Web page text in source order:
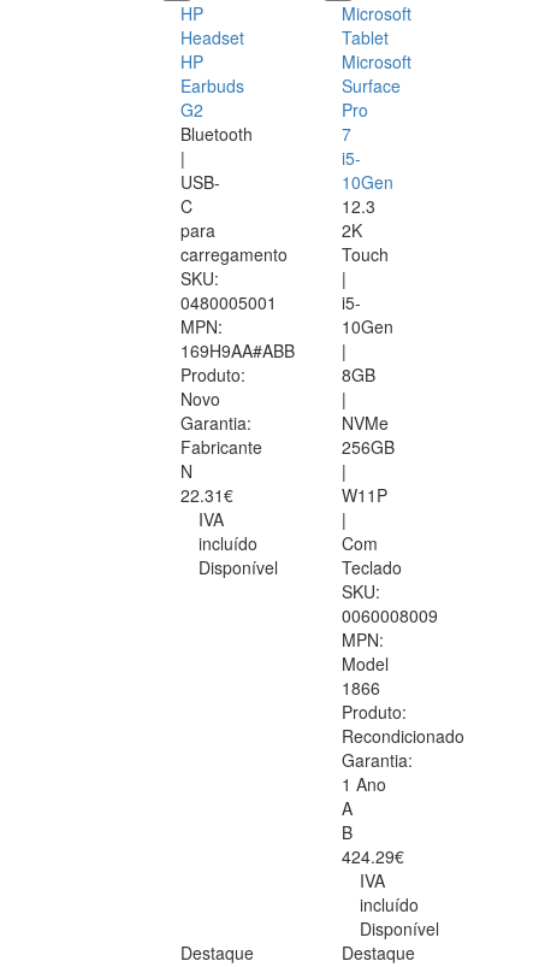
HP
Headset
HP
Earbuds
G2
Bluetooth
|
USB-
C
para
carregamento
SKU:
0480005001
MPN:
169H9AA#ABB
Produto:
Novo
Garantia:
Fabricante
N
22.31€
IVA
incluído
Disponível
Microsoft
Tablet
Microsoft
Surface
Pro
7
i5-
10Gen
12.3
2K
Touch
|
i5-
10Gen
|
8GB
|
NVMe
256GB
|
W11P
|
Com
Teclado
SKU:
0060008009
MPN:
Model
1866
Produto:
Recondicionado
Garantia:
1 Ano
A
B
424.29€
IVA
incluído
Disponível
Destaque
Destaque